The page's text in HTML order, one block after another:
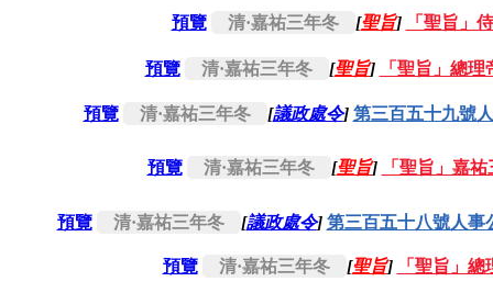
預覽 清·嘉祐三年冬 [聖旨] 「聖旨」
預覽 清·嘉祐三年冬 [聖旨] 「聖旨」總
預覽 清·嘉祐三年冬 [議政處令] 第三百五十九號
預覽 清·嘉祐三年冬 [聖旨] 「聖旨」嘉
預覽 清·嘉祐三年冬 [議政處令] 第三百五十八號人事
預覽 清·嘉祐三年冬 [聖旨] 「聖旨」